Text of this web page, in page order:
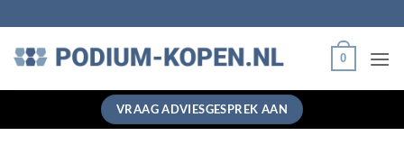
naar
inhoud
0
VRAAG ADVIESGESPREK AAN